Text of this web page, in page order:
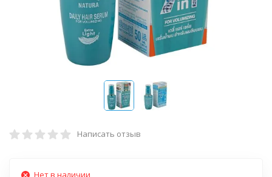
Написать отзыв
Нет в наличии